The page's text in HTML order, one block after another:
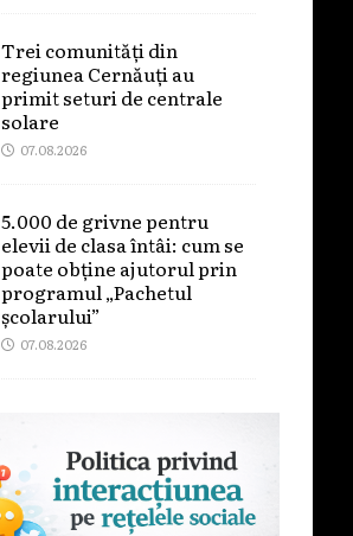
Trei comunități din
regiunea Cernăuți au
primit seturi de centrale
solare
07.08.2026
5.000 de grivne pentru
elevii de clasa întâi: cum se
poate obține ajutorul prin
programul „Pachetul
școlarului”
07.08.2026